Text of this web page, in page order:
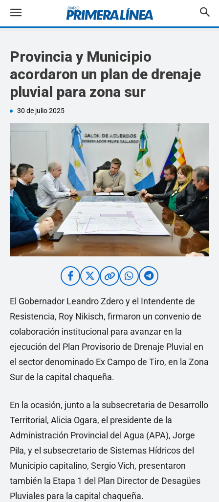
Provincia y Municipio
acordaron un plan de drenaje
pluvial para zona sur
30 de julio 2025
El Gobernador Leandro Zdero y el Intendente de
Resistencia, Roy Nikisch, firmaron un convenio de
colaboración institucional para avanzar en la
ejecución del Plan Provisorio de Drenaje Pluvial en
el sector denominado Ex Campo de Tiro, en la Zona
Sur de la capital chaqueña.
En la ocasión, junto a la subsecretaria de Desarrollo
Territorial, Alicia Ogara, el presidente de la
Administración Provincial del Agua (APA), Jorge
Pila, y el subsecretario de Sistemas Hídricos del
Municipio capitalino, Sergio Vich, presentaron
también la Etapa 1 del Plan Director de Desagües
Pluviales para la capital chaqueña.